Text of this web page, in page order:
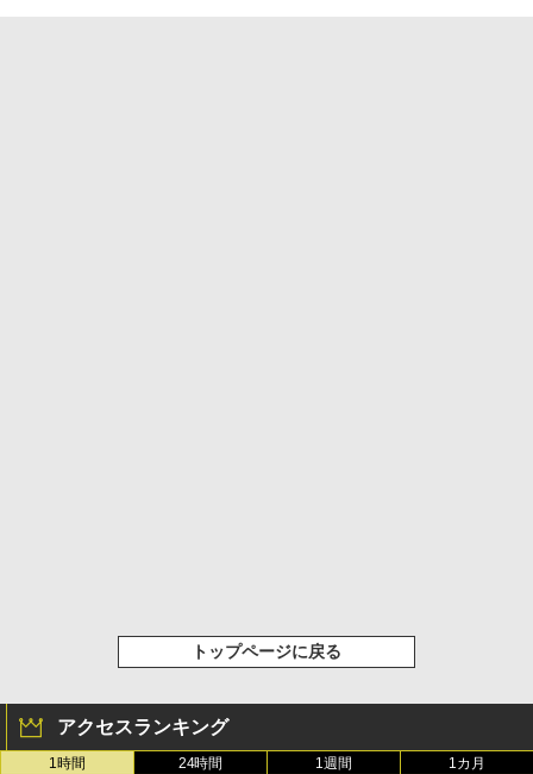
トップページに戻る
アクセスランキング
1時間 24時間 1週間 1カ月